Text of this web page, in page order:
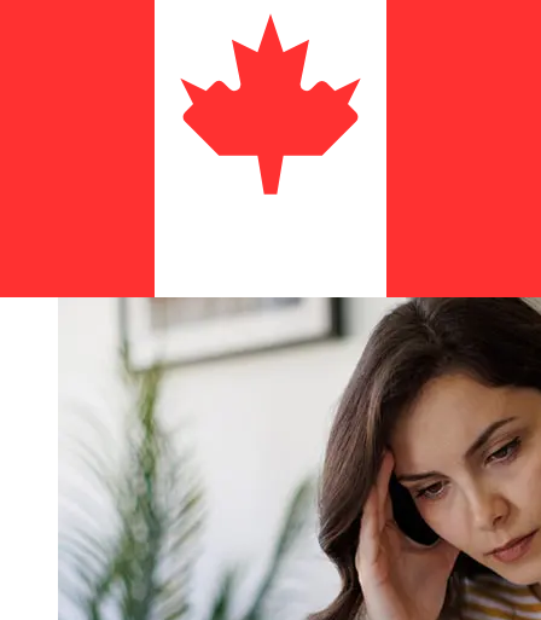
Los tiempos de entrega para transferencias
internacionales con LLB de Suiza a Canadá varían
según el método de pago y el momento de la
transacción. Normalmente, las transferencias bancarias
internacionales tardan entre 1 y 5 días laborables.
Factores como los festivos bancarios y los controles de
seguridad también pueden afectar la entrega.
Comprueba los tiempos límite de Liechtensteinische